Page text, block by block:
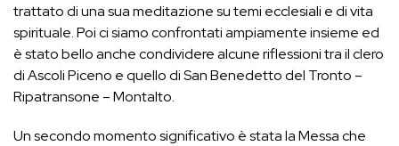
trattato di una sua meditazione su temi ecclesiali e di vita
spirituale. Poi ci siamo confrontati ampiamente insieme ed
è stato bello anche condividere alcune riflessioni tra il clero
di Ascoli Piceno e quello di San Benedetto del Tronto –
Ripatransone – Montalto.
Un secondo momento significativo è stata la Messa che